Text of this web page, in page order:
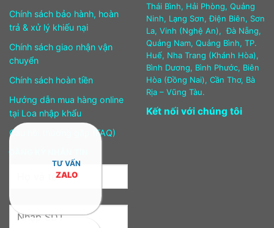
Chính sách bảo hành, hoàn
trả & xử lý khiếu nại
Chính sách giao nhận vận
chuyển
Chính sách hoàn tiền
Hướng dẫn mua hàng online
tại Loa nhập khẩu
Câu hỏi thường gặp (FAQ)
Thái Bình, Hải Phòng, Quảng
Ninh, Lạng Sơn, Điện Biên, Sơn
La, Vinh (Nghệ An), Đà Nẵng,
Quảng Nam, Quảng Bình, TP.
Huế, Nha Trang (Khánh Hòa),
Bình Dương, Bình Phước, Biên
Hòa (Đồng Nai), Cần Thơ, Bà
Rịa – Vũng Tàu.
Kết nối với chúng tôi
TƯ VẤN
ZALO